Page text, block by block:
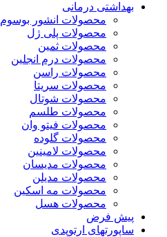
بهداشتی درمانی
محصولات انشور بوسوم
محصولات پلی ژل
محصولات ثمین
محصولات درم انجلین
محصولات راسن
محصولات سریتا
محصولات شوتال
محصولات طلسم
محصولات فیتو وان
محصولات گلوده
محصولات لامینین
محصولات مدیسان
محصولات مدیلن
محصولات مه اسکین
محصولات هسل
پیش فرض
ساپورتهای ارتوپدی